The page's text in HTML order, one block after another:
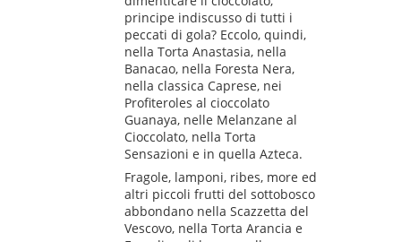
principe indiscusso di tutti i
peccati di gola? Eccolo, quindi,
nella Torta Anastasia, nella
Banacao, nella Foresta Nera,
nella classica Caprese, nei
Profiteroles al cioccolato
Guanaya, nelle Melanzane al
Cioccolato, nella Torta
Sensazioni e in quella Azteca.
Fragole, lamponi, ribes, more ed
altri piccoli frutti del sottobosco
abbondano nella Scazzetta del
Vescovo, nella Torta Arancia e